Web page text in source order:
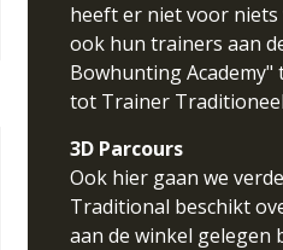
heeft er niet voor
ook hun trainers aan
Bowhunting Academy"
tot Trainer
3D Parcours
Ook hier gaan we
Traditional beschikt
aan de winkel gelegen